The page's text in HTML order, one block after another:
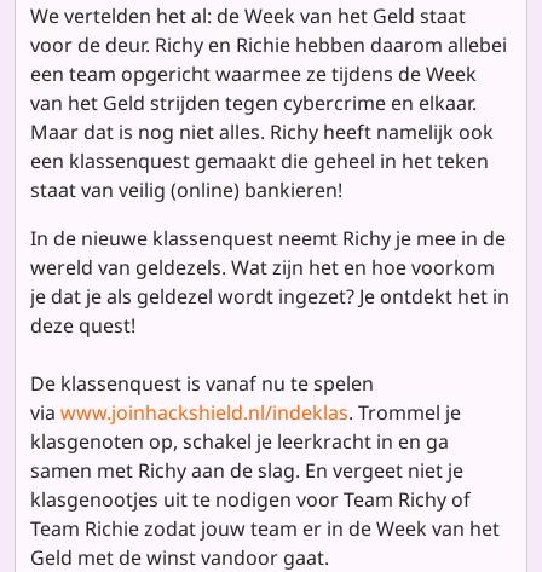
We vertelden het al: de Week van het Geld staat
voor de deur. Richy en Richie hebben daarom allebei
een team opgericht waarmee ze tijdens de Week
van het Geld strijden tegen cybercrime en elkaar.
Maar dat is nog niet alles. Richy heeft namelijk ook
een klassenquest gemaakt die geheel in het teken
staat van veilig (online) bankieren!
In de nieuwe klassenquest neemt Richy je mee in de
wereld van geldezels. Wat zijn het en hoe voorkom
je dat je als geldezel wordt ingezet? Je ontdekt het in
deze quest!
De klassenquest is vanaf nu te spelen
via www.joinhackshield.nl/indeklas. Trommel je
klasgenoten op, schakel je leerkracht in en ga
samen met Richy aan de slag. En vergeet niet je
klasgenootjes uit te nodigen voor Team Richy of
Team Richie zodat jouw team er in de Week van het
Geld met de winst vandoor gaat.